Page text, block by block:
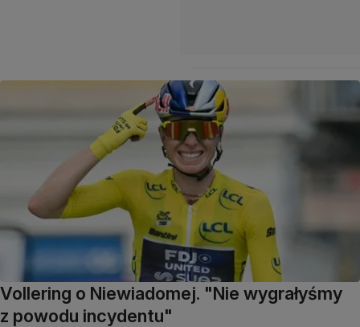
Vollering o Niewiadomej. "Nie wygrałyśmy
z powodu incydentu"